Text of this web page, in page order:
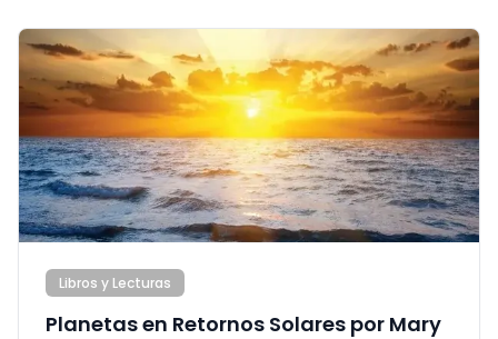
Libros y Lecturas
Planetas en Retornos Solares por Mary